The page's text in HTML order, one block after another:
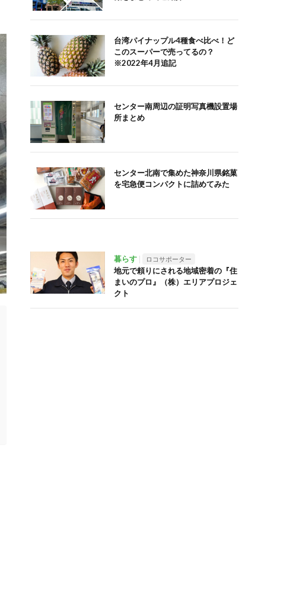
台湾パイナップル4種食べ比べ！ど
このスーパーで売ってるの？
※2022年4月追記
センター南周辺の証明写真機設置場
所まとめ
センター北南で集めた神奈川県銘菓
を宅急便コンパクトに詰めてみた
暮らす ロコサポーター
地元で頼りにされる地域密着の『住
まいのプロ』（株）エリアプロジェ
クト